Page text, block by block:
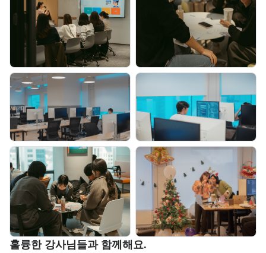
훌륭한 강사님들과 함께해요.
부트캠프 강사 정보를 목록으로 안내한다.